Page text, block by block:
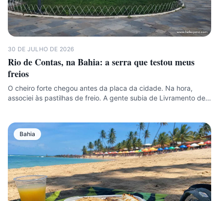
30 DE JULHO DE 2026
Rio de Contas, na Bahia: a serra que testou meus
freios
O cheiro forte chegou antes da placa da cidade. Na hora,
associei às pastilhas de freio. A gente subia de Livramento de…
Bahia